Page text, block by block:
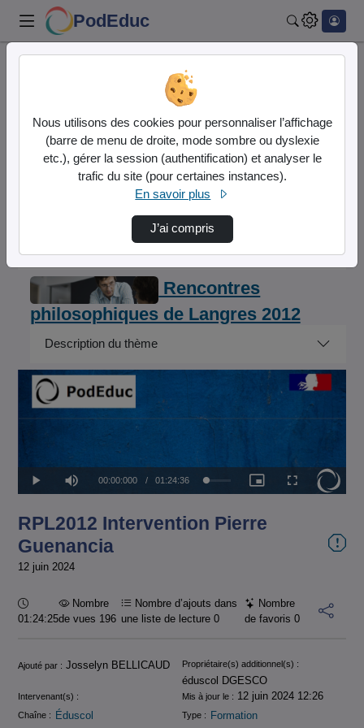
PodEduc
1-ENSEIGNEMENT ET FORMATION
Seminaires et rendez-vous nationaux
Rencontres philosophiques de Langres
Rencontres philosophiques de Langres 2012
Rpl2012 Intervention Pierre Guenancia
Éduscol
Rencontres
philosophiques de Langres 2012
Description du thème
Lecture SourdineTemps
00:00:000 / Durée
01:24:36 Chargé
2.73%
Image
dans
Plein
écran
RPL2012 Intervention Pierre
Guenancia
12 juin 2024
Durée :
01:24:25
Nombre
de vues 196
Nombre d’ajouts dans
une liste de lecture0
Nombre
de favoris 0
Informations
Ajouté par : Josselyn BELLICAUD Propriétaire(s) additionnel(s) :
éduscol DGESCO
Intervenant(s) : Mis à jour le : 12 juin 2024 12:26
Chaîne : Éduscol Type : Formation
Nous utilisons des cookies pour personnaliser l’affichage
(barre de menu de droite, mode sombre ou dyslexie
etc.), gérer la session (authentification) et analyser le
trafic du site (pour certaines instances).
En savoir plus
J’ai compris